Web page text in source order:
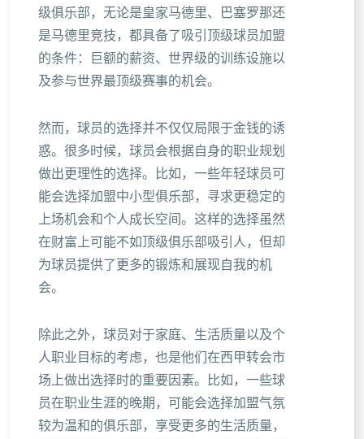
级俱乐部，无论是皇家马德里、巴塞罗那还
是马德里竞技，都具备了吸引顶级球员加盟
的条件：巨额的薪资、世界级的训练设施以
及参与世界最顶级赛事的机会。
然而，球员的选择并不仅仅局限于金钱的诱
惑。很多时候，球员会根据自身的职业规划
做出更理性的选择。比如，一些年轻球员可
能会选择加盟中小型俱乐部，寻求更稳定的
上场机会和个人成长空间。这样的选择虽然
在财富上可能不如顶级俱乐部吸引人，但却
为球员提供了更多的锻炼和展现自我的机
会。
除此之外，球员对于家庭、生活质量以及个
人职业目标的考虑，也是他们在西甲转会市
场上做出选择时的重要因素。比如，一些球
员在职业生涯的晚期，可能会选择加盟气氛
较为温和的俱乐部，享受更多的生活质量，